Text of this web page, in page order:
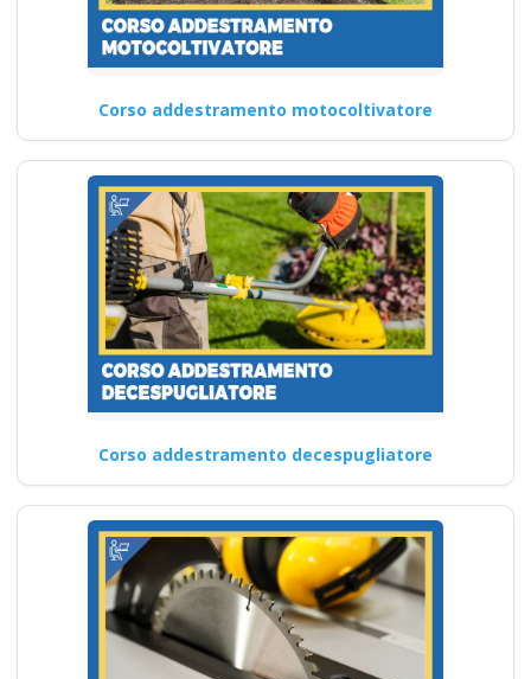
Corso addestramento motocoltivatore
Corso addestramento decespugliatore